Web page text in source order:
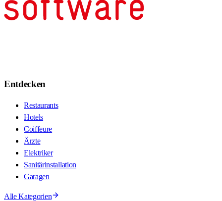
Entdecken
Restaurants
Hotels
Coiffeure
Ärzte
Elektriker
Sanitärinstallation
Garagen
Alle Kategorien